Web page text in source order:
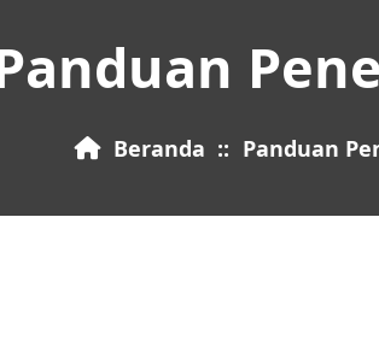
Beranda :: Panduan